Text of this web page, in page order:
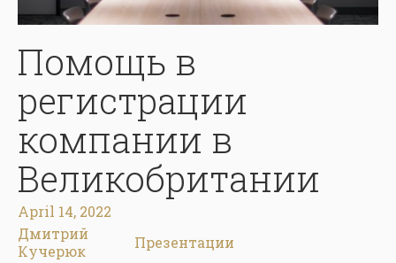
Помощь в
регистрации
компании в
Великобритании
April 14, 2022
Дмитрий
Кучерюк
Презентации